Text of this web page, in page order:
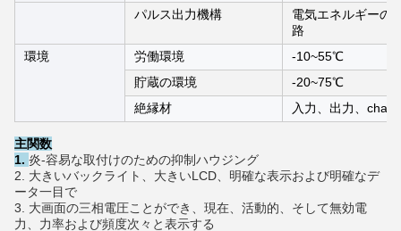
パルス出力機構
電気エネルギーの
路
環境
労働環境
-10~55℃
貯蔵の環境
-20~75℃
絶縁材
入力、出力、
主関数
1. 炎-容易な取付けのための抑制ハウジング
2. 大きいバックライト、大きいLCD、明確な表示および明確なデ
ータ一目で
3. 大画面の三相電圧ことができ、現在、活動的、そして無効電
力、力率および頻度次々と表示する